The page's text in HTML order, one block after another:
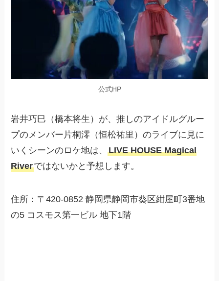
公式HP
岩井巧巳（橋本将生）が、推しのアイドルグルー
プのメンバー片桐澪（恒松祐里）のライブに見に
いくシーンのロケ地は、LIVE HOUSE Magical
Riverではないかと予想します。
住所：〒420-0852 静岡県静岡市葵区紺屋町3番地
の5 コスモス第一ビル 地下1階